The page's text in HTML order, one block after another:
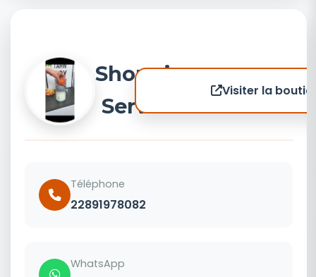
Shopping
Service 1
Visiter la
Téléphone
22891978082
WhatsApp